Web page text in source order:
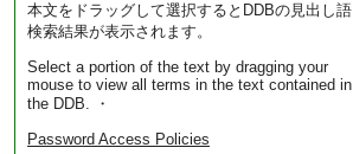
本文をドラッグして選択するとDDBの見出し語
検索結果が表示されます。
Select a portion of the text by dragging your
mouse to view all terms in the text contained in
the DDB. ・
Password Access Policies